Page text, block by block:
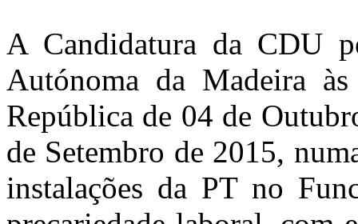
A Candidatura da CDU
Autónoma da Madeira
República de 04 de
de Setembro de 2015,
instalações da PT no